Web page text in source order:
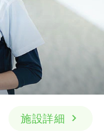
施設詳細